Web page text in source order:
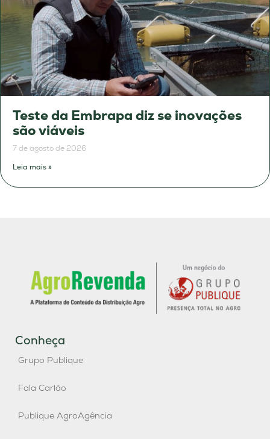
Teste da Embrapa diz se inovações
são viáveis
7 de agosto de 2026
Leia mais »
Conheça
Grupo Publique
Fala Carlão
Publique AgroAgência